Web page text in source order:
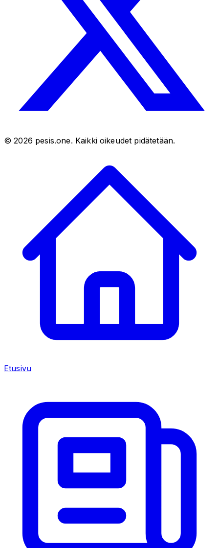
©2026 pesis.one. Kaikki oikeudet pidätetään.
Etusivu